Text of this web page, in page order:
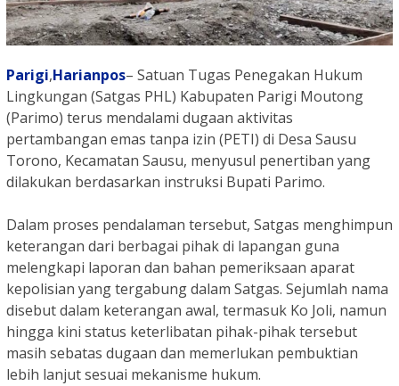
Parigi,Harianpos– Satuan Tugas Penegakan Hukum
Lingkungan (Satgas PHL) Kabupaten Parigi Moutong
(Parimo) terus mendalami dugaan aktivitas
pertambangan emas tanpa izin (PETI) di Desa Sausu
Torono, Kecamatan Sausu, menyusul penertiban yang
dilakukan berdasarkan instruksi Bupati Parimo.
Dalam proses pendalaman tersebut, Satgas menghimpun
keterangan dari berbagai pihak di lapangan guna
melengkapi laporan dan bahan pemeriksaan aparat
kepolisian yang tergabung dalam Satgas. Sejumlah nama
disebut dalam keterangan awal, termasuk Ko Joli, namun
hingga kini status keterlibatan pihak-pihak tersebut
masih sebatas dugaan dan memerlukan pembuktian
lebih lanjut sesuai mekanisme hukum.